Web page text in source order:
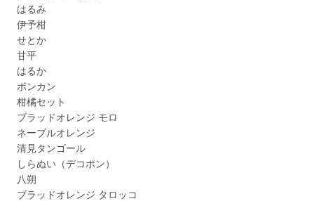
はるみ
伊予柑
せとか
甘平
はるか
ポンカン
柑橘セット
ブラッドオレンジ モロ
ネーブルオレンジ
清見タンゴール
しらぬい（デコポン）
八朔
ブラッドオレンジ タロッコ